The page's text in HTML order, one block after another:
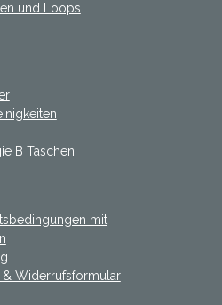
und Loops
B Taschen
mit
Widerrufsformular